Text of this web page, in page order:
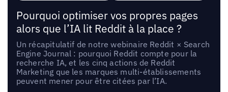
Pourquoi optimiser vos propres pages
alors que l’IA lit Reddit à la place ?
Un récapitulatif de notre webinaire Reddit × Search
Engine Journal : pourquoi Reddit compte pour la
recherche IA, et les cinq actions de Reddit
Marketing que les marques multi-établissements
peuvent mener pour être citées par l’IA.